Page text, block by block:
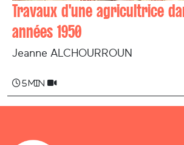
Travaux d'une agricultrice
années 1950
Jeanne ALCHOURROUN
5 min